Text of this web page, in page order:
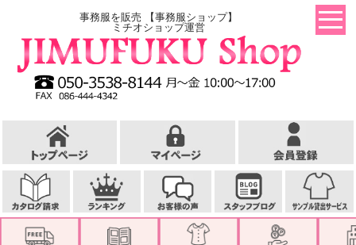
事務服を販売 【事務服ショップ】
ミチオショップ運営